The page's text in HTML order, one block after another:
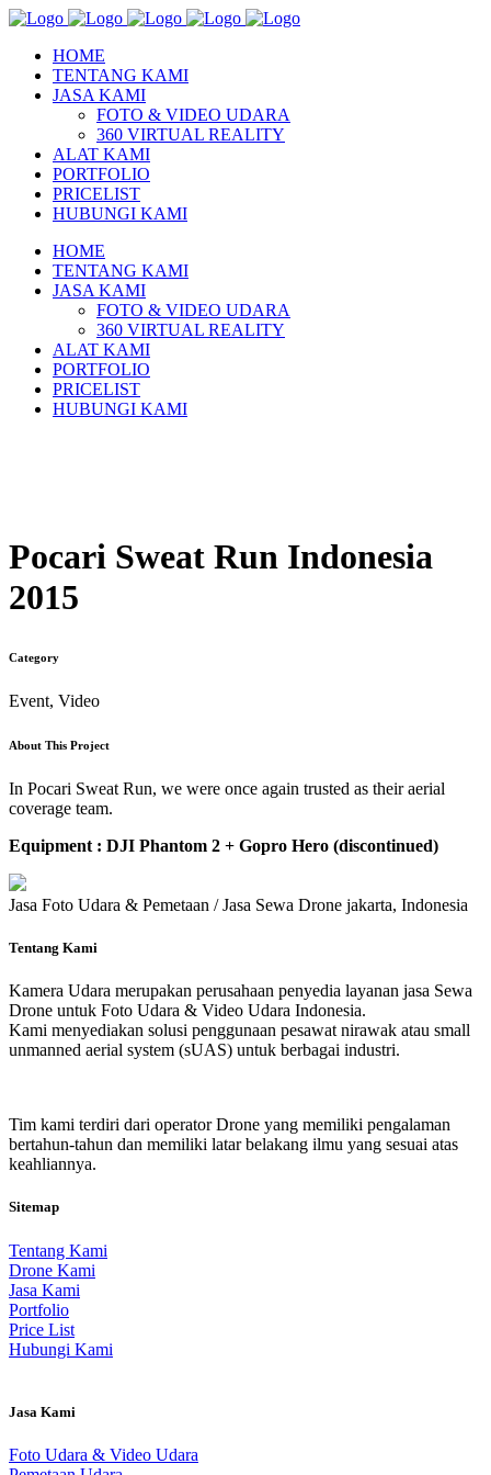
HOME
TENTANG KAMI
JASA KAMI
FOTO & VIDEO UDARA
360 VIRTUAL REALITY
ALAT KAMI
PORTFOLIO
PRICELIST
HUBUNGI KAMI
HOME
TENTANG KAMI
JASA KAMI
FOTO & VIDEO UDARA
360 VIRTUAL REALITY
ALAT KAMI
PORTFOLIO
PRICELIST
HUBUNGI KAMI
Pocari Sweat Run Indonesia
2015
Category
Event, Video
About This Project
In Pocari Sweat Run, we were once again trusted as their aerial
coverage team.
Equipment : DJI Phantom 2 + Gopro Hero (discontinued)
Jasa Foto Udara & Pemetaan / Jasa Sewa Drone jakarta, Indonesia
Tentang Kami
Kamera Udara merupakan perusahaan penyedia layanan jasa Sewa
Drone untuk Foto Udara & Video Udara Indonesia.
Kami menyediakan solusi penggunaan pesawat nirawak atau small
unmanned aerial system (sUAS) untuk berbagai industri.
Tim kami terdiri dari operator Drone yang memiliki pengalaman
bertahun-tahun dan memiliki latar belakang ilmu yang sesuai atas
keahliannya.
Sitemap
Tentang Kami
Drone Kami
Jasa Kami
Portfolio
Price List
Hubungi Kami
Jasa Kami
Foto Udara & Video Udara